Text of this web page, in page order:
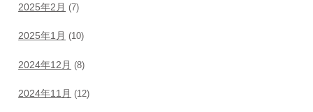
2025年2月 (7)
2025年1月 (10)
2024年12月 (8)
2024年11月 (12)